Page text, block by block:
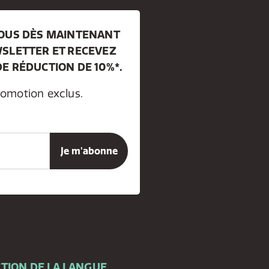
DÈS MAINTENANT
ET RECEVEZ
RÉDUCTION DE 10%*.
exclus.